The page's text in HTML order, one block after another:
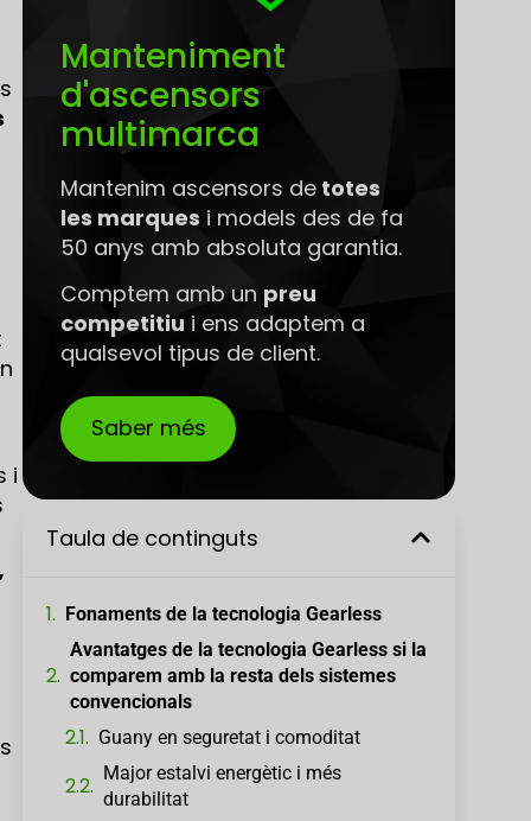
i
Manteniment
d'ascensors
multimarca
Mantenim ascensors de totes
les marques i models des de fa
50 anys amb absoluta garantia.
Comptem amb un preu
competitiu i ens adaptem a
qualsevol tipus de client.
Saber més
Taula de continguts
Fonaments de la tecnologia Gearless
Avantatges de la tecnologia Gearless si la
comparem amb la resta dels sistemes
convencionals
Guany en seguretat i comoditat
Major estalvi energètic i més
durabilitat